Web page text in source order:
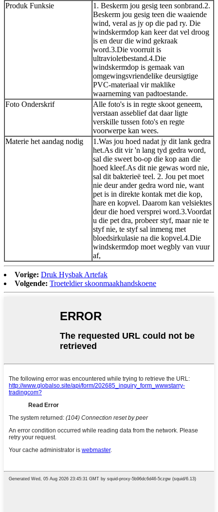
Produk Funksie
1. Beskerm jou gesig teen sonbrand.2.
Beskerm jou gesig teen die waaiende
wind, veral as jy op die pad ry. Die
windskermdop kan keer dat vel droog
is en deur die wind gekraak
word.3.Die voorruit is
ultravioletbestand.4.Die
windskermdop is gemaak van
omgewingsvriendelike deursigtige
PVC-materiaal vir maklike
waarneming van padtoestande.
Foto Onderskrif
Alle foto's is in regte skoot geneem,
verstaan ​​asseblief dat daar ligte
verskille tussen foto's en regte
voorwerpe kan wees.
Materie het aandag nodig
1.Was jou hoed nadat jy dit lank gedra
het.As dit vir 'n lang tyd gedra word,
sal die sweet bo-op die kop aan die
hoed kleef.As dit nie gewas word nie,
sal dit bakterieë teel. 2. Jou pet moet
nie deur ander gedra word nie, want
pet is in direkte kontak met die kop,
hare en kopvel. Daarom kan velsiektes
deur die hoed versprei word.3.Voordat
u die pet dra, probeer styf, maar nie te
styf nie, te styf sal inmeng met
bloedsirkulasie na die kopvel.4.Die
windskermdop moet wegbly van vuur
af,
Vorige: Druk Hysbak Artefak
Volgende: Troeteldier skoonmaakhandskoene